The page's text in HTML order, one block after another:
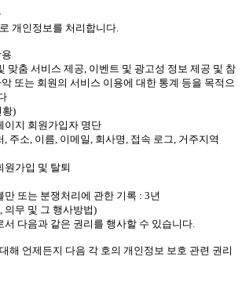
개인정보를 처리합니다.
맞춤 서비스 제공, 이벤트 및 광고성 정보 제공 및 참
또는 회원의 서비스 이용에 대한 통계 등을 목적으
황)
지 회원가입자 명단
주소, 이름, 이메일, 회사명, 접속 로그, 거주지역
가입 및 탈퇴
또는 분쟁처리에 관한 기록 : 3년
의무 및 그 행사방법)
다음과 같은 권리를 행사할 수 있습니다.
해 언제든지 다음 각 호의 개인정보 보호 관련 권리